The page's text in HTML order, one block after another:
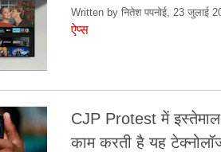
Written by नितेश पपनोई, 23 जुलाई
ऐप्स
CJP Protest में
काम करती है यह